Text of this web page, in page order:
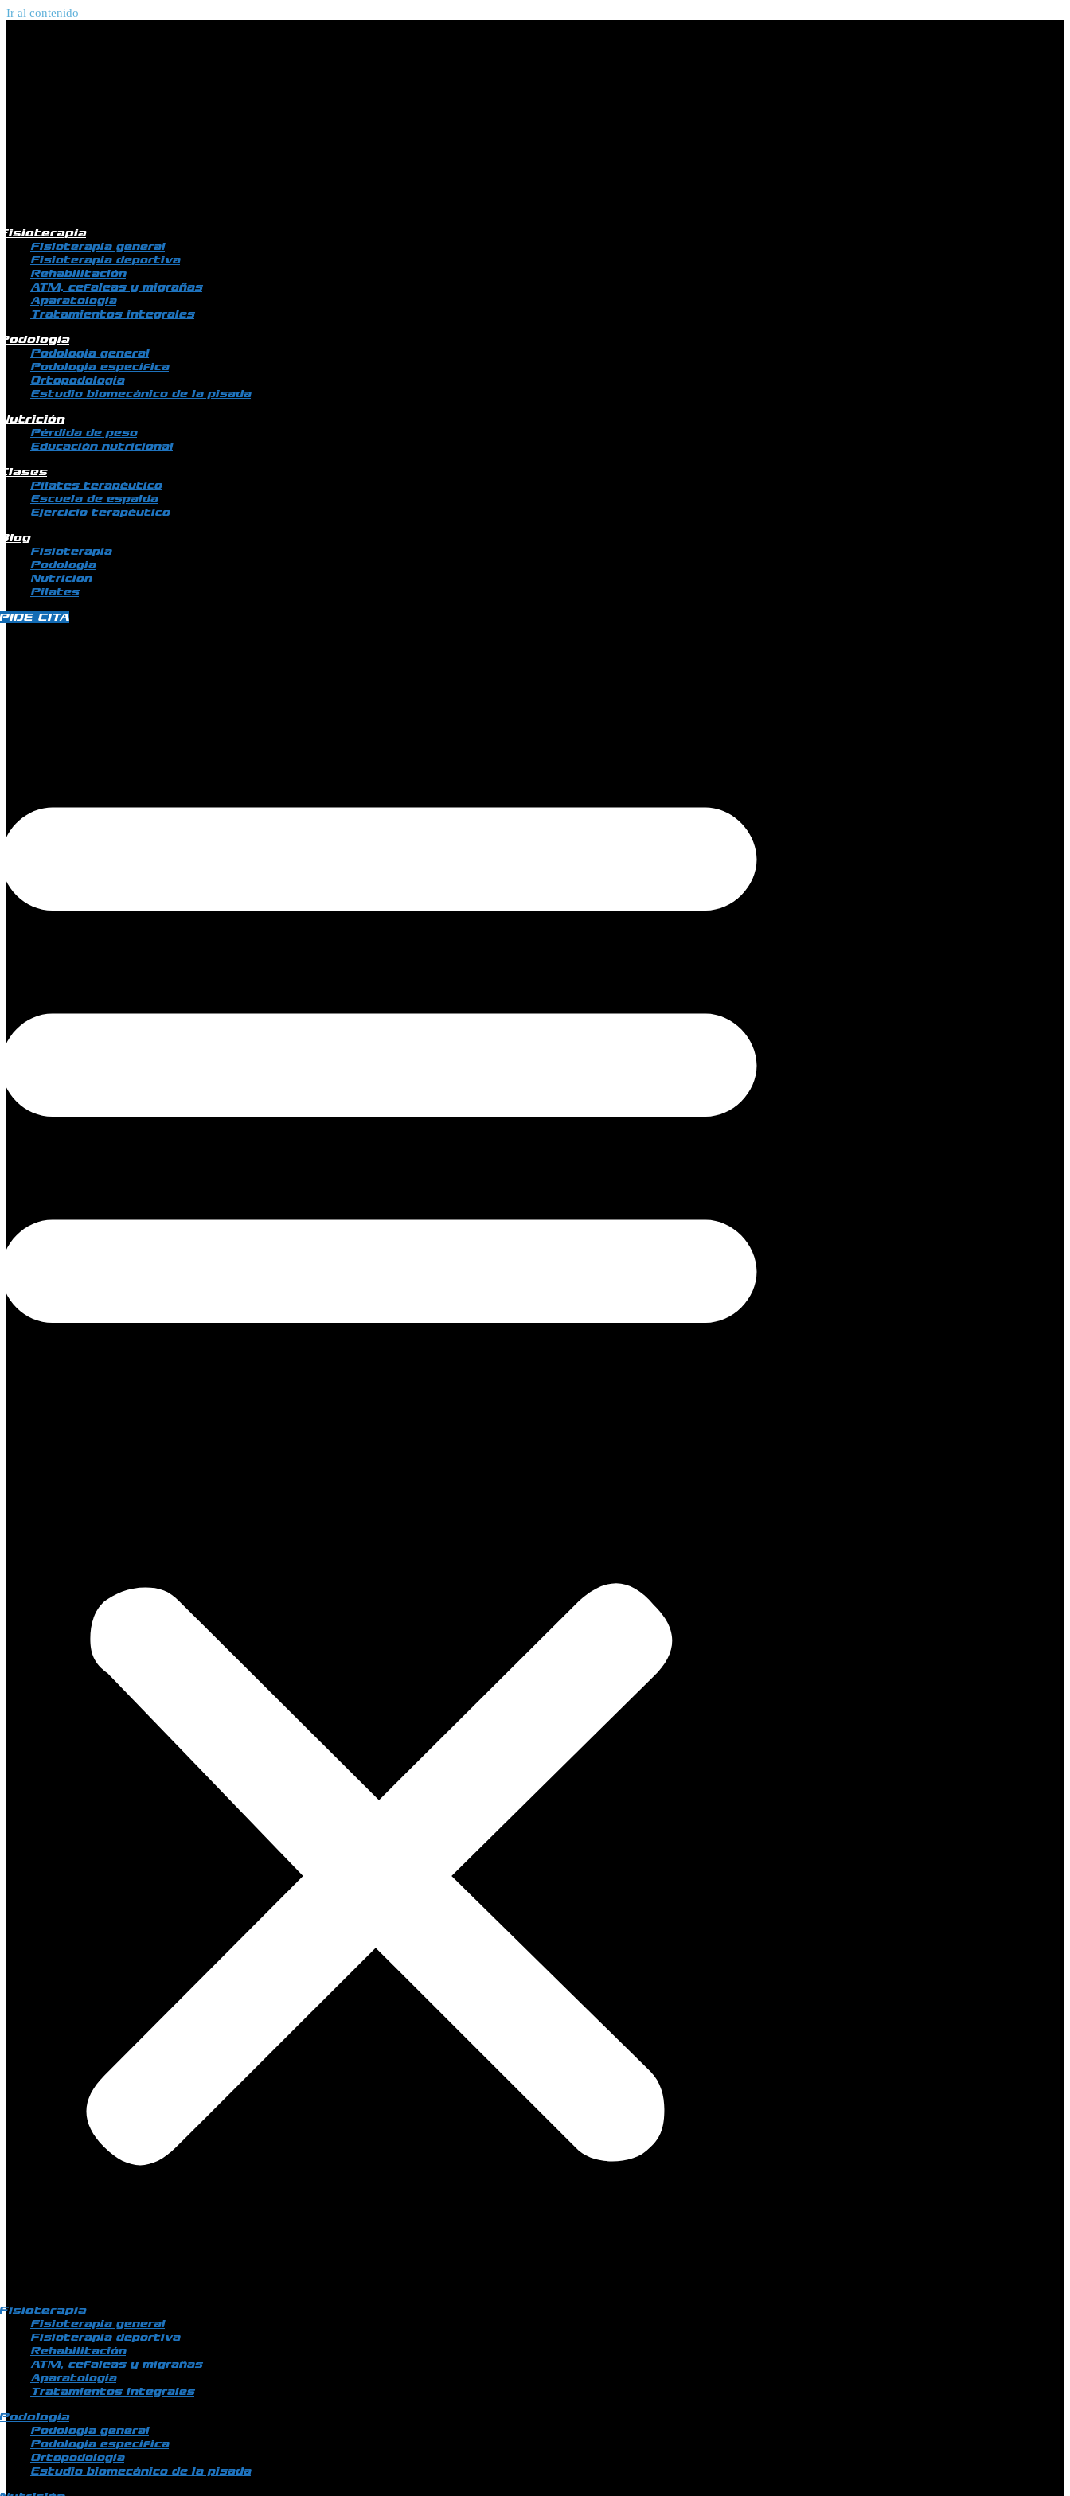
Ir al contenido
Fisioterapia general
Fisioterapia deportiva
Rehabilitación
ATM, cefaleas y migrañas
Aparatología
Tratamientos integrales
Podología general
Podología específica
Ortopodología
Estudio biomecánico de la pisada
Pérdida de peso
Educación nutricional
Pilates terapéutico
Escuela de espalda
Ejercicio terapéutico
Fisioterapia
Podologia
Nutricion
Pilates
CITA
Fisioterapia general
Fisioterapia deportiva
Rehabilitación
ATM, cefaleas y migrañas
Aparatología
Tratamientos integrales
Podología general
Podología específica
Ortopodología
Estudio biomecánico de la pisada